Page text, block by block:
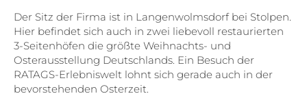
Der Sitz der Firma ist in Langenwolmsdorf bei Stolpen.
Hier befindet sich auch in zwei liebevoll restaurierten
3-Seitenhöfen die größte Weihnachts- und
Osterausstellung Deutschlands. Ein Besuch der
RATAGS-Erlebniswelt lohnt sich gerade auch in der
bevorstehenden Osterzeit.